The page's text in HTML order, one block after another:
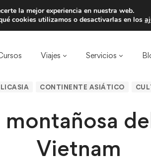
y llevaos un total de 75€
Viajes Servicios
CONTINENTE ASIÁTICO
montañosa
Vietnam
la mejor experiencia en nuestra web.
cookies utilizamos o desactivarlas en los